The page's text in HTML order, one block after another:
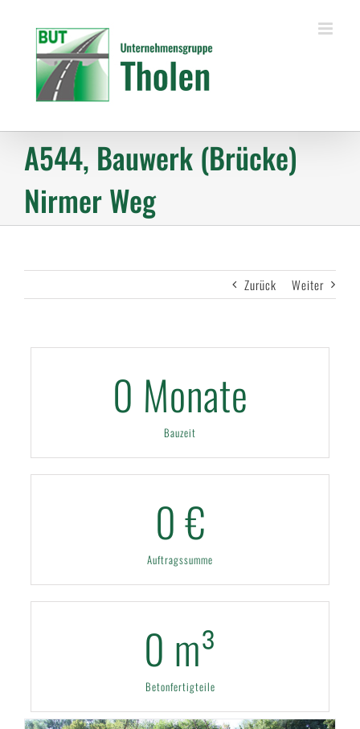
springen
A544, Bauwerk (Brücke)
Nirmer Weg
Zurück Weiter
0 Monate
Bauzeit
0€
Auftragssumme
0 m³
Betonfertigteile